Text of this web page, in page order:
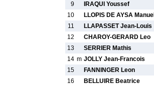
9
IRAQUI Youssef
10
LLOPIS DE AYSA Manuel
11
LLAPASSET Jean-Louis
12
CHAROY-GERARD Leo
13
SERRIER Mathis
14 m JOLLY Jean-Francois
15
FANNINGER Leon
16
BELLUIRE Beatrice